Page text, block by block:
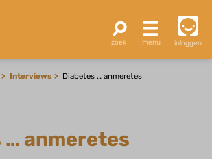
inloggen
Interviews Diabetes … anmeretes
… anmeretes